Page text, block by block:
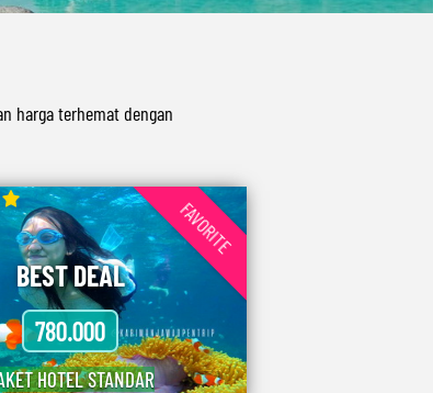
harga terhemat dengan
FAVORITE
BEST DEAL
780.000
HOTEL STANDAR